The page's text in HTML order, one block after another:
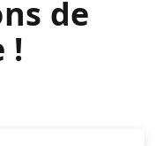
de
!